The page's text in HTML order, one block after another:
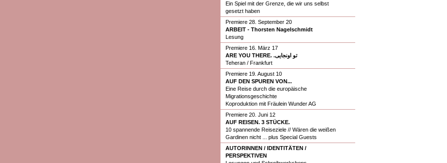
Ein Spiel mit der Grenze, die wir uns selbst
gesetzt haben
Premiere 28. September 20
ARBEIT - Thorsten Nagelschmidt
Lesung
Premiere 16. März 17
ARE YOU THERE. .تو اونجایی
Teheran / Frankfurt
Premiere 19. August 10
AUF DEN SPUREN VON...
Eine Reise durch die europäische
Migrationsgeschichte
Koproduktion mit Fräulein Wunder AG
Premiere 20. Juni 12
AUF REISEN. 3 STÜCKE.
10 spannende Reiseziele // Wären die weißen
Gardinen nicht ... plus Special Guests
AUTORINNEN / IDENTITÄTEN /
PERSPEKTIVEN